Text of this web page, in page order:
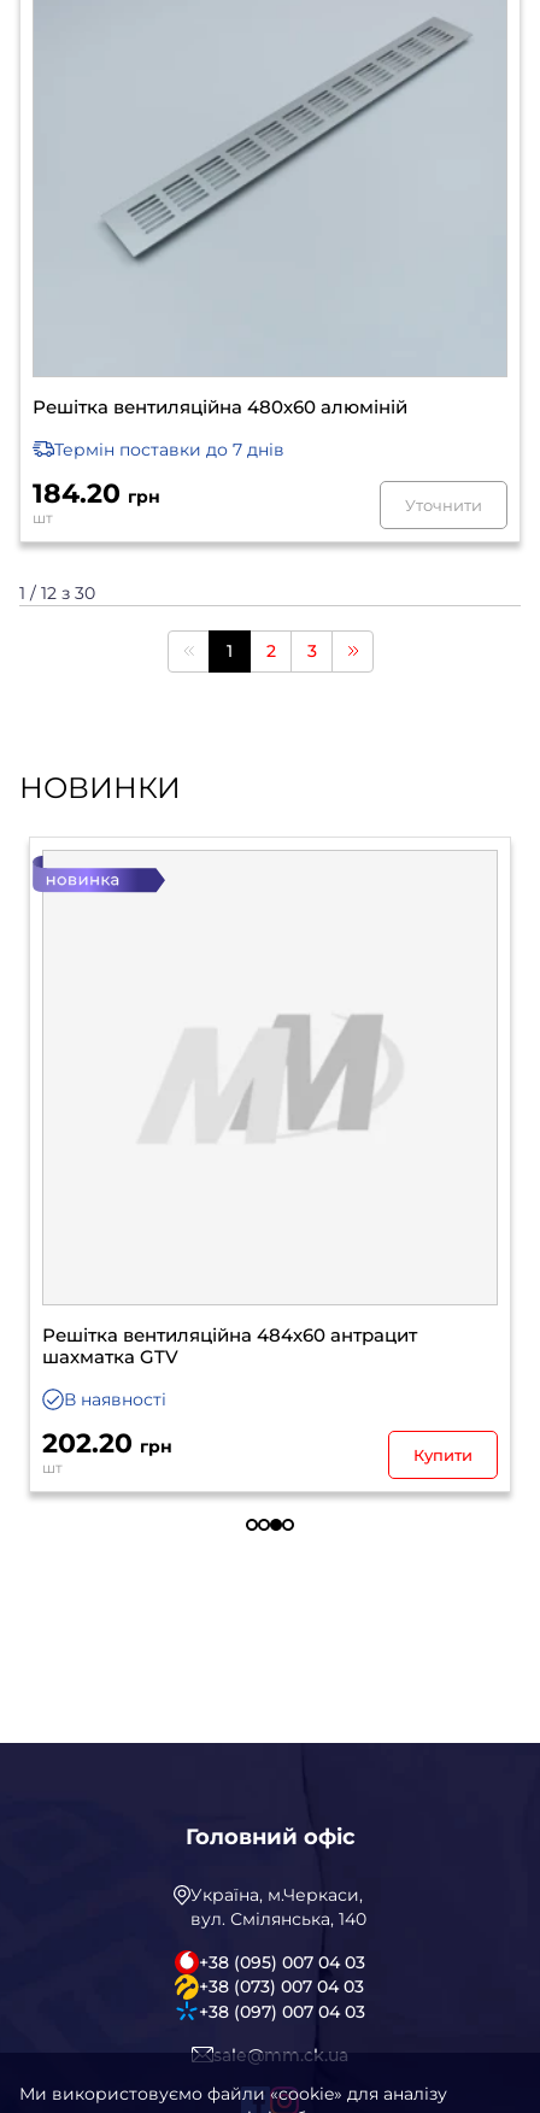
Решітка вентиляційна 480х60 алюміній
Термін поставки до 7 днів
184.20 грн
шт
Уточнити
1 / 12 з 30
1 2 3
НОВИНКИ
Решітка вентиляційна 500х80 сталь GTV
301.50 грн
шт
Уточнити
Головний офіс
Україна, м.Черкаси,
вул. Смілянська, 140
+38 (095) 007 04 03
+38 (073) 007 04 03
+38 (097) 007 04 03
sale@mm.ck.ua
Ми використовуємо файли «cookie» для аналізу